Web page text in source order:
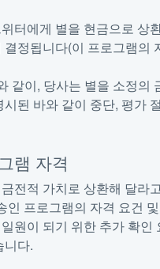
터에게 별을 현금으로 상
정됩니다(이 프로그램의
같이, 당사는 별을 소정의
된 바와 같이 중단, 평가
램 자격
전적 가치로 상환해 달라
인 프로그램의 자격 요건
원이 되기 위한 추가 확
니다.